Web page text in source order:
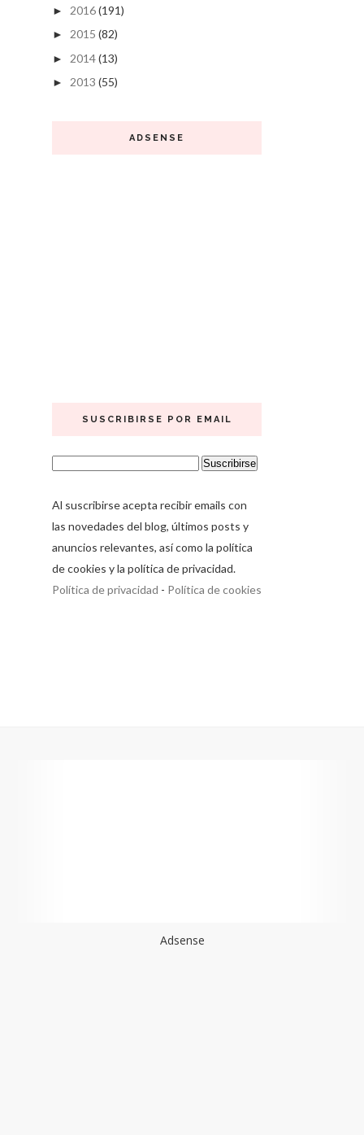
► 2016(191)
► 2015 (82)
► 2014(13)
► 2013 (55)
ADSENSE
SUSCRIBIRSE POR EMAIL
Al suscribirse acepta recibir emails con
las novedades del blog, últimos posts y
anuncios relevantes, así como la política
de cookies y la política de privacidad.
Política de privacidad - Política de cookies
Adsense